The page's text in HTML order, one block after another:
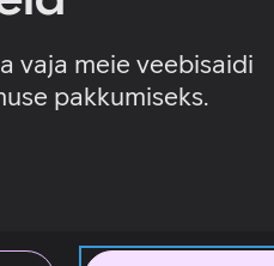
vaja meie veebisaidi
pakkumiseks.